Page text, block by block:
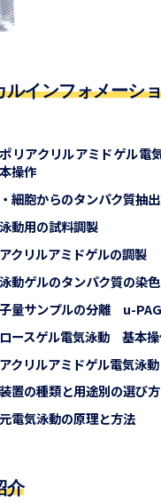
ルインフォメーシ
リアクリルアミドゲル電
操作
細胞からのタンパク質抽
動用の試料調製
クリルアミドゲルの調製
動ゲルのタンパク質の染色
量サンプルの分離 u-
ースゲル電気泳動 基本
クリルアミドゲル電気泳
置の種類と用途別の選び方
電気泳動の原理と方法
介